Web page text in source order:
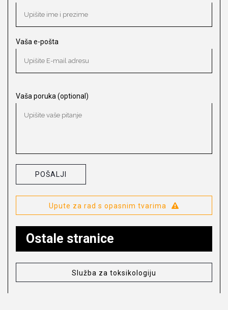
Vaša e-pošta
Vaša poruka (optional)
Upute za rad s opasnim tvarima
Ostale stranice
Služba za toksikologiju